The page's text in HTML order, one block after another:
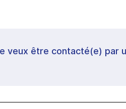
veux être contacté(e) par